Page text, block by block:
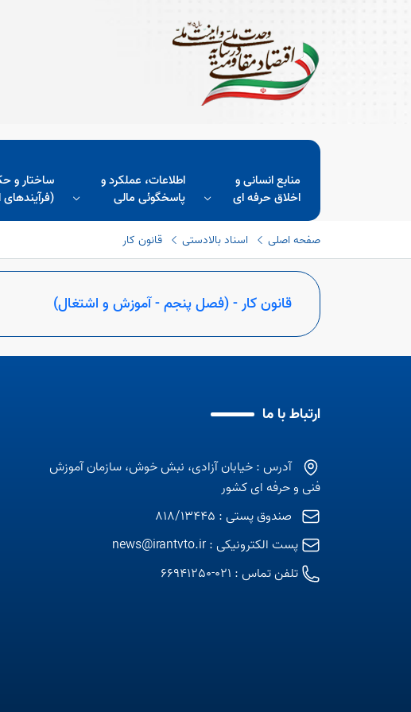
منابع انسانی و
اخلاق حرفه ای
اطلاعات، عملکرد و
پاسخگوئی مالی
ساختار و
(فرآیندهای
صفحه اصلی اسناد بالادستی قانون کار
قانون کار - (فصل پنجم - آموزش و اشتغال)
ارتباط با ما
آدرس : خیابان آزادی، نبش خوش، سازمان آموزش
فنی و حرفه ای کشور
صندوق پستی : 818/13445
پست الکترونیکی :news@irantvto.ir
تلفن تماس : 021-66941250